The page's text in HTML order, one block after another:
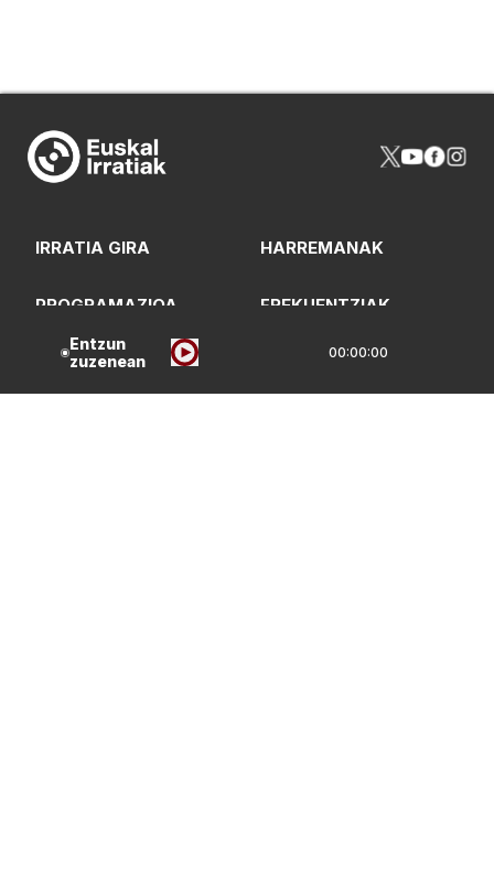
Entzun
zuzenean
00:00:00
IRRATIA GIRA HARREMANAK
PROGRAMAZIOA FREKUENTZIAK
NOR GIRA ARTXIBOA